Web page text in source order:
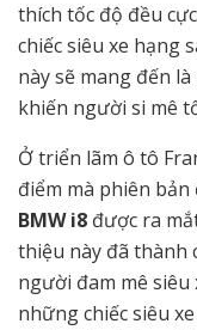
thích tốc độ đều
chiếc siêu xe hạng
này sẽ mang đến
khiến người si mê
Ở triển lãm ô tô
điểm mà phiên
BMW i8 được ra
thiệu này đã thành
người đam mê siêu
những chiếc siêu